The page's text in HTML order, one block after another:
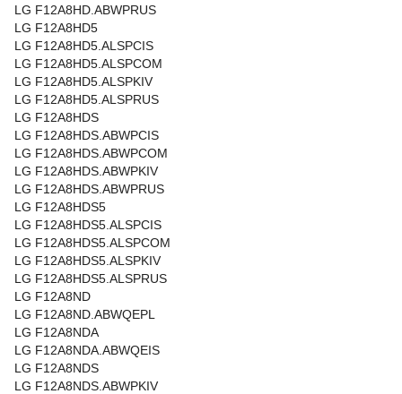
LG F12A8HD.ABWPRUS
LG F12A8HD5
LG F12A8HD5.ALSPCIS
LG F12A8HD5.ALSPCOM
LG F12A8HD5.ALSPKIV
LG F12A8HD5.ALSPRUS
LG F12A8HDS
LG F12A8HDS.ABWPCIS
LG F12A8HDS.ABWPCOM
LG F12A8HDS.ABWPKIV
LG F12A8HDS.ABWPRUS
LG F12A8HDS5
LG F12A8HDS5.ALSPCIS
LG F12A8HDS5.ALSPCOM
LG F12A8HDS5.ALSPKIV
LG F12A8HDS5.ALSPRUS
LG F12A8ND
LG F12A8ND.ABWQEPL
LG F12A8NDA
LG F12A8NDA.ABWQEIS
LG F12A8NDS
LG F12A8NDS.ABWPKIV